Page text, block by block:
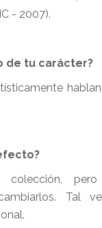
- 2007).
de tu carácter?
colección,
Tal